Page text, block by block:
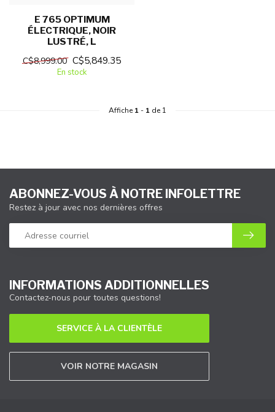
E 765 OPTIMUM
ÉLECTRIQUE, NOIR
LUSTRÉ, L
C$8,999.00 C$5,849.35
En stock
Affiche 1 - 1 de 1
INFORMATIONS ADDITIONNELLES
Contactez-nous pour toutes questions!
SERVICE À LA CLIENTÈLE
VOIR NOTRE MAGASIN
ABONNEZ-VOUS À NOTRE INFOLETTRE
Restez à jour avec nos dernières offres